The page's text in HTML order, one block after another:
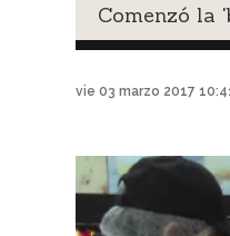
Comenzó la
vie 03 marzo 2017